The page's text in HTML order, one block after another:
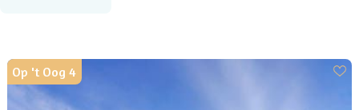
Op 't Oog 4